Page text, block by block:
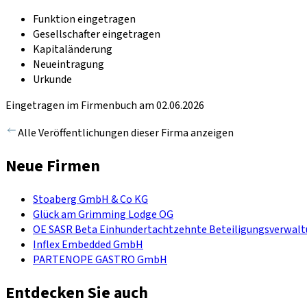
Funktion eingetragen
Gesellschafter eingetragen
Kapitaländerung
Neueintragung
Urkunde
Eingetragen im Firmenbuch am 02.06.2026
Alle Veröffentlichungen dieser Firma anzeigen
Neue Firmen
Stoaberg GmbH & Co KG
Glück am Grimming Lodge OG
OE SASR Beta Einhundertachtzehnte
Inflex Embedded GmbH
PARTENOPE GASTRO GmbH
Entdecken Sie auch